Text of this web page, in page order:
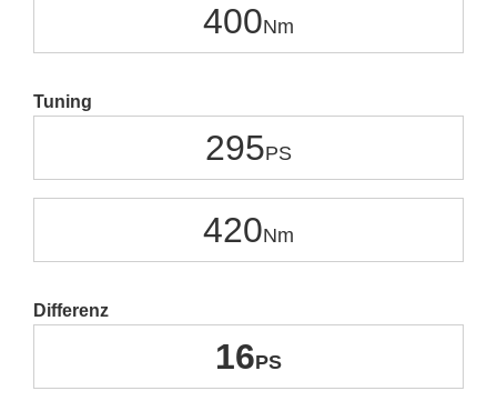
400
Tuning
295
420
Differenz
16